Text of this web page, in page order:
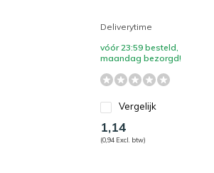
Deliverytime
vóór 23:59 besteld,
maandag bezorgd!
Vergelijk
1,14
(0,94 Excl. btw)